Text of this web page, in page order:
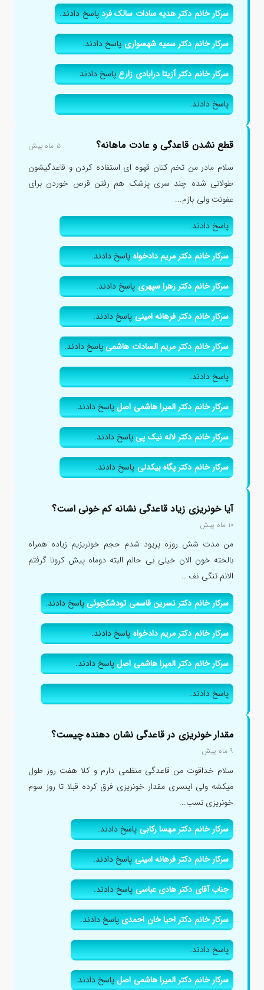
سرکار خانم دکتر هدیه سادات سالک فردپاسخ دادند.
سرکار خانم دکتر سمیه شهسواریپاسخ دادند.
سرکار خانم دکتر آزیتا درابادی زارعپاسخ دادند.
پاسخ دادند.
قطع نشدن قاعدگی و عادت ماهانه؟ ۵ ماه پیش
سلام مادر من تخم کتان قهوه ای استفاده کردن و قاعدگیشون
طولانی شده چند سری پزشک هم رفتن قرص خوردن برای
عفونت ولی بازم...
پاسخ دادند.
سرکار خانم دکتر مریم دادخواهپاسخ دادند.
سرکار خانم دکتر زهرا سپهریپاسخ دادند.
سرکار خانم دکتر فرهانه امینیپاسخ دادند.
سرکار خانم دکتر مریم السادات هاشمیپاسخ دادند.
پاسخ دادند.
سرکار خانم دکتر المیرا هاشمی اصلپاسخ دادند.
سرکار خانم دکتر لاله نیک پیپاسخ دادند.
سرکار خانم دکتر پگاه بیکدلیپاسخ دادند.
آیا خونریزی زیاد قاعدگی نشانه کم خونی است؟
۱۰ ماه پیش
من مدت شش روزه پریود شدم حجم خونریزیم زیاده همراه
بالخته خون الان خیلی بی حالم البته دوماه پیش کرونا گرفتم
الانم تنگی نف...
سرکار خانم دکتر نسرین قاسمی تودشکچوئیپاسخ دادند.
سرکار خانم دکتر مریم دادخواهپاسخ دادند.
سرکار خانم دکتر المیرا هاشمی اصلپاسخ دادند.
پاسخ دادند.
مقدار خونریزی در قاعدگی نشان دهنده چیست؟
۹ ماه پیش
سلام خداقوت من قاعدگی منظمی دارم و کلا هفت روز طول
میکشه ولی اینسری مقدار خونریزی فرق کرده قبلا تا روز سوم
خونریزی نسب...
سرکار خانم دکتر مهسا رکابیپاسخ دادند.
سرکار خانم دکتر فرهانه امینیپاسخ دادند.
جناب آقای دکتر هادی عباسیپاسخ دادند.
سرکار خانم دکتر احیا خان احمدیپاسخ دادند.
پاسخ دادند.
سرکار خانم دکتر المیرا هاشمی اصلپاسخ دادند.